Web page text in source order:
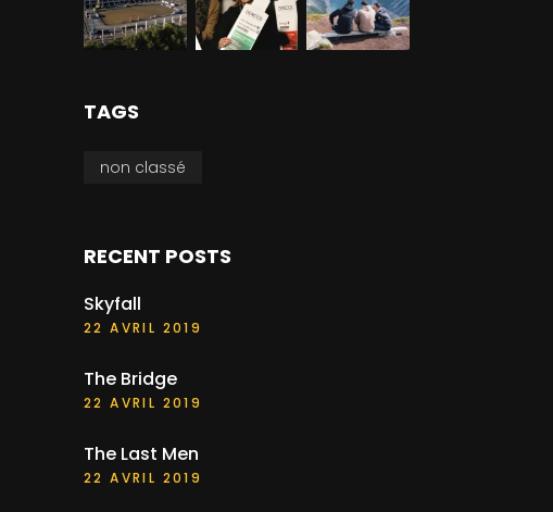
TAGS
non classé
RECENT POSTS
Skyfall
22 AVRIL 2019
The Bridge
22 AVRIL 2019
The Last Men
22 AVRIL 2019